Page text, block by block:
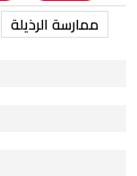
ممارسة الرذيلة